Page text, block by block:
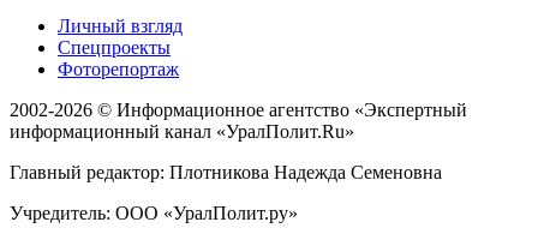
Личный взгляд
Спецпроекты
Фоторепортаж
2002-2026 © Информационное агентство «Экспертный
информационный канал «УралПолит.Ru»
Главный редактор: Плотникова Надежда Семеновна
Учредитель: ООО «УралПолит.ру»